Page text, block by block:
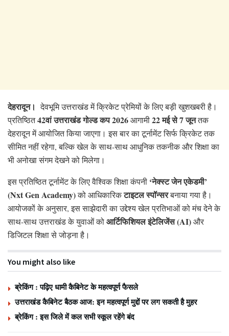
देहरादून। देवभूमि उत्तराखंड में क्रिकेट प्रेमियों के लिए बड़ी खुशखबरी है।
प्रतिष्ठित42वां उत्तराखंड गोल्ड कप 2026आगामी22 मई से 7 जूनतक
देहरादून में आयोजित किया जाएगा। इस बार का टूर्नामेंट सिर्फ क्रिकेट तक
सीमित नहीं रहेगा, बल्कि खेल के साथ-साथ आधुनिक तकनीक और शिक्षा का
भी अनोखा संगम देखने को मिलेगा।
इस प्रतिष्ठित टूर्नामेंट के लिए वैश्विक शिक्षा कंपनी ‘नेक्स्ट जेन एकेडमी’
(Nxt Gen Academy)को आधिकारिकटाइटल स्पॉन्सरबनाया गया है।
आयोजकों के अनुसार, इस साझेदारी का उद्देश्य खेल प्रतिभाओं को मंच देने के
साथ-साथ उत्तराखंड के युवाओं कोआर्टिफिशियल इंटेलिजेंस (AI)और
डिजिटल शिक्षा से जोड़ना है।
You might also like
ब्रेकिंग : पढ़िए धामी कैबिनेट के महत्वपूर्ण फैसले
उत्तराखंड कैबिनेट बैठक आज: इन महत्वपूर्ण मुद्दों पर लग सकती है मुहर
ब्रेकिंग : इस जिले में कल सभी स्कूल रहेंगे बंद